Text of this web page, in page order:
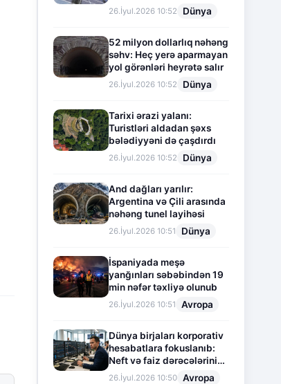
26.İyul.2026 10:52 Dünya
52 milyon dollarlıq nəhəng
səhv: Heç yerə aparmayan
yol görənləri heyrətə salır
26.İyul.2026 10:52 Dünya
Tarixi ərazi yalanı:
Turistləri aldadan şəxs
bələdiyyəni də çaşdırdı
26.İyul.2026 10:52 Dünya
And dağları yarılır:
Argentina və Çili arasında
nəhəng tunel layihəsi
26.İyul.2026 10:51 Dünya
İspaniyada meşə
yanğınları səbəbindən 19
min nəfər təxliyə olunub
26.İyul.2026 10:51 Avropa
Dünya birjaları korporativ
hesabatlara fokuslanıb:
Neft və faiz dərəcələrinin
təsiri altında cari vəziyyət
26.İyul.2026 10:50 Avropa